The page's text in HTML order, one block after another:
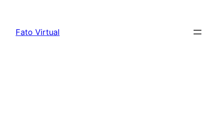
content
Fato Virtual